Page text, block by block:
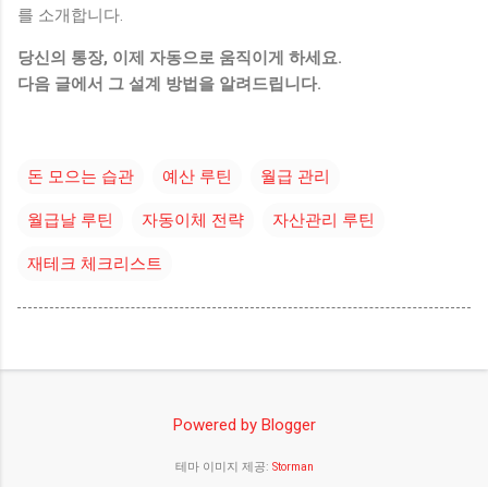
를 소개합니다.
당신의 통장, 이제 자동으로 움직이게 하세요.
다음 글에서 그 설계 방법을 알려드립니다.
돈 모으는 습관 예산 루틴 월급 관리
월급날 루틴 자동이체 전략 자산관리 루틴
재테크 체크리스트
Powered by Blogger
테마 이미지 제공: Storman